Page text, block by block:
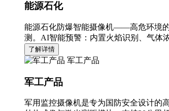
能源石化
能源石化防爆智能摄像机——高危环境
测。AI智能预警：内置火焰识别、气体
了解详情
军工产品
军工产品
军用监控摄像机是专为国防安全设计的